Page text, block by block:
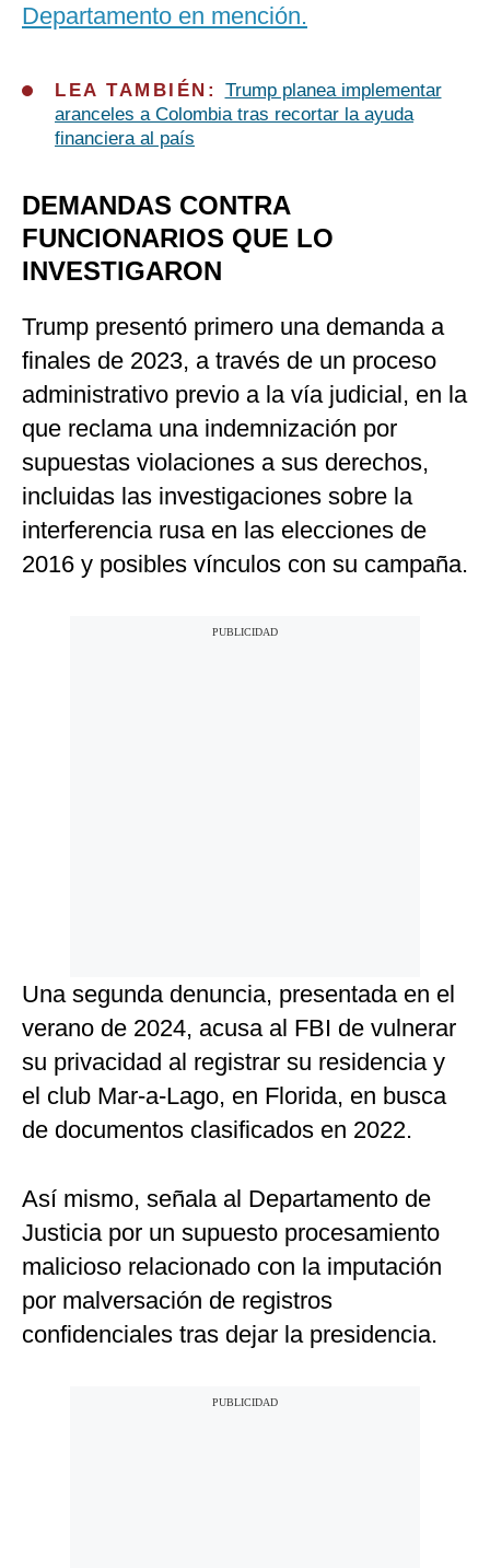
Departamento en mención.
LEA TAMBIÉN: Trump planea implementar
aranceles a Colombia tras recortar la ayuda
financiera al país
DEMANDAS CONTRA
FUNCIONARIOS QUE LO
INVESTIGARON
Trump presentó primero una demanda a
finales de 2023, a través de un proceso
administrativo previo a la vía judicial, en la
que reclama una indemnización por
supuestas violaciones a sus derechos,
incluidas las investigaciones sobre la
interferencia rusa en las elecciones de
2016 y posibles vínculos con su campaña.
Una segunda denuncia, presentada en el
verano de 2024, acusa al FBI de vulnerar
su privacidad al registrar su residencia y
el club Mar-a-Lago, en Florida, en busca
de documentos clasificados en 2022.
Así mismo, señala al Departamento de
Justicia por un supuesto procesamiento
malicioso relacionado con la imputación
por malversación de registros
confidenciales tras dejar la presidencia.